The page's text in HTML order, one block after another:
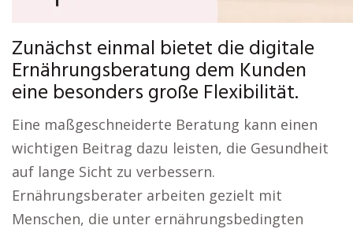
Zunächst einmal bietet die digitale
Ernährungsberatung dem Kunden
eine besonders große Flexibilität.
Eine maßgeschneiderte Beratung kann einen
wichtigen Beitrag dazu leisten, die Gesundheit
auf lange Sicht zu verbessern.
Ernährungsberater arbeiten gezielt mit
Menschen, die unter ernährungsbedingten